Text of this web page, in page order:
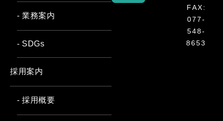
FAX:
077-
548-
8653
- 業務案内
- SDGs
採用案内
- 採用概要